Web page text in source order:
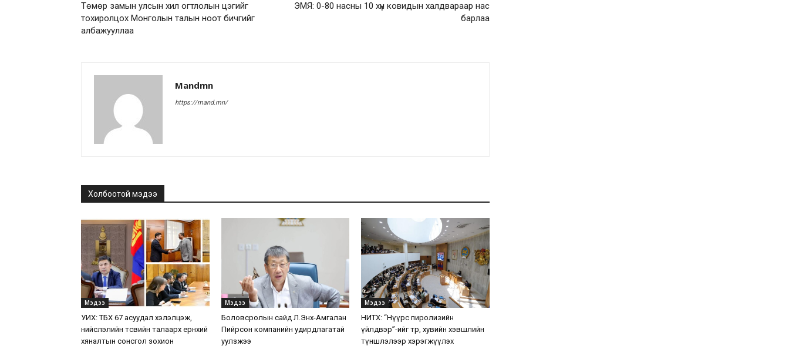
Төмөр замын улсын хил огтлолын цэгийг
тохиролцох Монголын талын ноот бичгийг
албажууллаа
ЭМЯ: 0-80 насны 10 хүн ковидын халдвараар нас
барлаа
Mandmn
https://mand.mn/
Холбоотой мэдээ
Мэдээ
УИХ: ТБХ 67 асуудал хэлэлцэж,
нийслэлийн төсвийн талаарх ерөнхий
хяналтын сонсгол зохион
Мэдээ
Боловсролын сайд Л.Энх-Амгалан
Пийрсон компанийн удирдлагатай
уулзжээ
Мэдээ
НИТХ: “Нүүрс пиролизийн
үйлдвэр”-ийг төр, хувийн хэвшлийн
түншлэлээр хэрэгжүүлэх